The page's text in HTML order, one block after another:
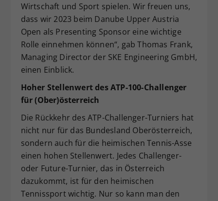
Wirtschaft und Sport spielen. Wir freuen uns,
dass wir 2023 beim Danube Upper Austria
Open als Presenting Sponsor eine wichtige
Rolle einnehmen können“, gab Thomas Frank,
Managing Director der SKE Engineering GmbH,
einen Einblick.
Hoher Stellenwert des ATP-100-Challenger
für (Ober)österreich
Die Rückkehr des ATP-Challenger-Turniers hat
nicht nur für das Bundesland Oberösterreich,
sondern auch für die heimischen Tennis-Asse
einen hohen Stellenwert. Jedes Challenger-
oder Future-Turnier, das in Österreich
dazukommt, ist für den heimischen
Tennissport wichtig. Nur so kann man den